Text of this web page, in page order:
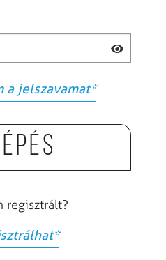
jelszavamat*
regisztrált?
*